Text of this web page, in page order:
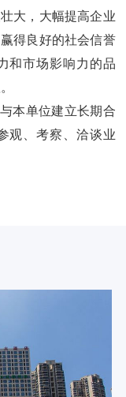
大，大幅提高企业
得良好的社会信誉
和市场影响力的品
本单位建立长期合
观、考察、洽谈业